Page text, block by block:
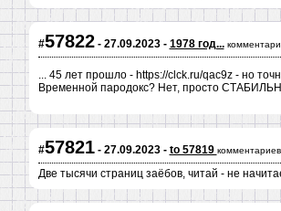
#57822- 27.09.2023 - 1978 год...
... 45 лет прошло - https://clck.ru/qac9z - но
Временной пародокс? Нет, просто
#57821- 27.09.2023 - to 57819
Две тысячи страниц заёбов, читай - не